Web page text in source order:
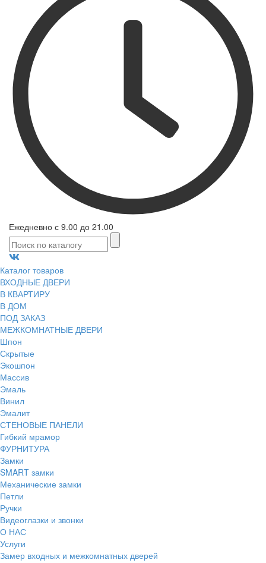
Ежедневно с 9.00 до 21.00
Каталог товаров
ВХОДНЫЕ ДВЕРИ
В КВАРТИРУ
В ДОМ
ПОД ЗАКАЗ
МЕЖКОМНАТНЫЕ ДВЕРИ
Шпон
Скрытые
Экошпон
Массив
Эмаль
Винил
Эмалит
СТЕНОВЫЕ ПАНЕЛИ
Гибкий мрамор
ФУРНИТУРА
Замки
SMART замки
Механические замки
Петли
Ручки
Видеоглазки и звонки
О НАС
Услуги
Замер входных и межкомнатных дверей